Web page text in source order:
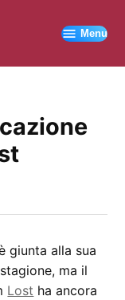
Menu
giunta alla sua
ma il
Lost ha ancora